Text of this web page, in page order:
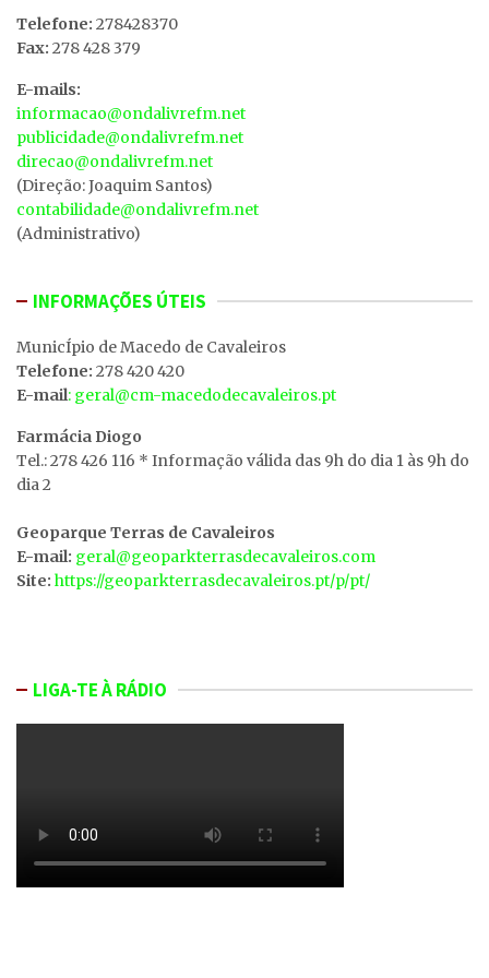
Telefone: 278428370
Fax: 278 428 379
E-mails:
informacao@ondalivrefm.net
publicidade@ondalivrefm.net
direcao@ondalivrefm.net
(Direção: Joaquim Santos)
contabilidade@ondalivrefm.net
(Administrativo)
INFORMAÇÕES ÚTEIS
MunicÍpio de Macedo de Cavaleiros
Telefone: 278 420 420
E-mail: geral@cm-macedodecavaleiros.pt
Farmácia Diogo
Tel.: 278 426 116 * Informação válida das 9h do dia 1 às 9h do
dia 2
Geoparque Terras de Cavaleiros
E-mail: geral@geoparkterrasdecavaleiros.com
Site: https://geoparkterrasdecavaleiros.pt/p/pt/
LIGA-TE À RÁDIO